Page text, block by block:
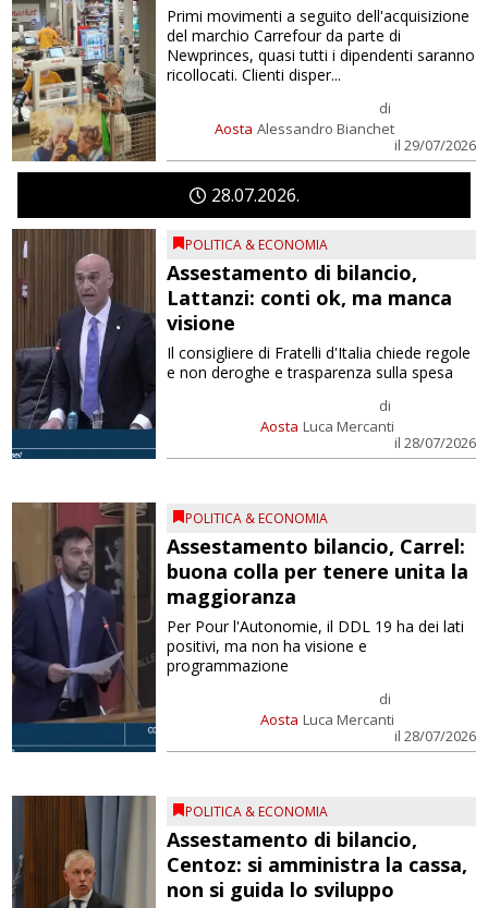
Aosta
di
Alessandro Bianchet
il 29/07/2026
Primi movimenti a seguito dell'acquisizione
del marchio Carrefour da parte di
Newprinces, quasi tutti i dipendenti saranno
ricollocati. Clienti disper...
2807 2026
POLITICA & ECONOMIA
Assestamento di bilancio,
Lattanzi: conti ok, ma manca
visione
Aosta
di
Luca Mercanti
il 28/07/2026
Il consigliere di Fratelli d'Italia chiede regole
e non deroghe e trasparenza sulla spesa
POLITICA & ECONOMIA
Assestamento bilancio, Carrel:
buona colla per tenere unita la
maggioranza
Aosta
di
Luca Mercanti
il 28/07/2026
Per Pour l'Autonomie, il DDL 19 ha dei lati
positivi, ma non ha visione e
programmazione
POLITICA & ECONOMIA
Assestamento di bilancio,
Centoz: si amministra la cassa,
non si guida lo sviluppo